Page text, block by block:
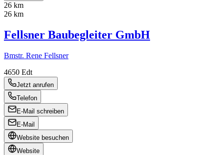
26 km
26 km
Fellsner Baubegleiter GmbH
Bmstr. Rene Fellsner
4650 Edt
Jetzt anrufen
Telefon
E-Mail schreiben
E-Mail
Website besuchen
Website